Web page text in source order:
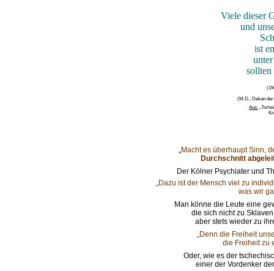
Viele dieser
und
ist
sollten
(M.D., Dekan
Aus:
„Macht es überhaupt Sinn,
Durchschnitt
Der Kölner Psychiater und
„Dazu ist der Mensch viel zu
was wir
Man könne die Leute eine
die sich nicht zu
aber stets wieder zu
„Denn die Freiheit
die Freiheit zu
Oder, wie es der
einer der Vordenker